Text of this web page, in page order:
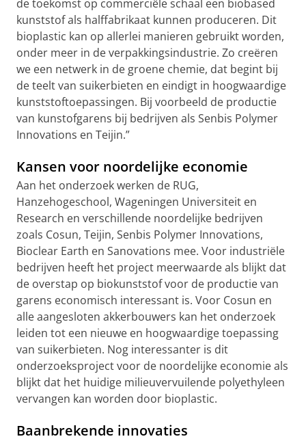
de toekomst op commerciële schaal een biobased
kunststof als halffabrikaat kunnen produceren. Dit
bioplastic kan op allerlei manieren gebruikt worden,
onder meer in de verpakkingsindustrie. Zo creëren
we een netwerk in de groene chemie, dat begint bij
de teelt van suikerbieten en eindigt in hoogwaardige
kunststoftoepassingen. Bij voorbeeld de productie
van kunstofgarens bij bedrijven als Senbis Polymer
Innovations en Teijin.”
Kansen voor noordelijke economie
Aan het onderzoek werken de RUG,
Hanzehogeschool, Wageningen Universiteit en
Research en verschillende noordelijke bedrijven
zoals Cosun, Teijin, Senbis Polymer Innovations,
Bioclear Earth en Sanovations mee. Voor industriële
bedrijven heeft het project meerwaarde als blijkt dat
de overstap op biokunststof voor de productie van
garens economisch interessant is. Voor Cosun en
alle aangesloten akkerbouwers kan het onderzoek
leiden tot een nieuwe en hoogwaardige toepassing
van suikerbieten. Nog interessanter is dit
onderzoeksproject voor de noordelijke economie als
blijkt dat het huidige milieuvervuilende polyethyleen
vervangen kan worden door bioplastic.
Baanbrekende innovaties